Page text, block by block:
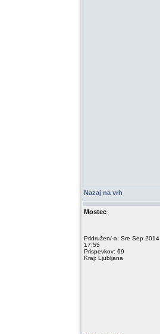
Nazaj na vrh
Mostec
Pridružen/-a: Sre Sep 2014
17:55
Prispevkov: 69
Kraj: Ljubljana